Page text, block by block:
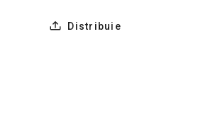
Distribuie